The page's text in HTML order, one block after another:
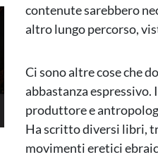
contenute sarebbero
altro lungo percorso,
Ci sono altre cose che
abbastanza
produttore e
Ha scritto diversi libri,
movimenti eretici